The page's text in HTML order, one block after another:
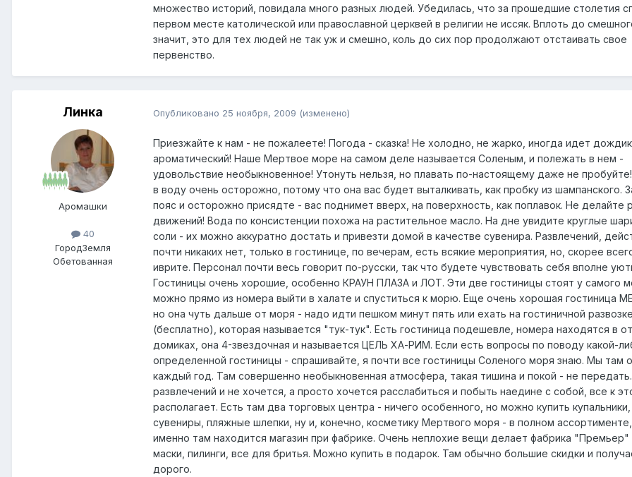
множество историй, повидала много разных людей. Убедилась, что за прошедшие столетия
первом месте католической или православной церквей в религии не иссяк. Вплоть до
значит, это для тех людей не так уж и смешно, коль до сих пор продолжают отстаивать свое
первенство.
Линка
Аромашки
40
ГородЗемля
Обетованная
Опубликовано 25 ноября, 2009 (изменено)
Приезжайте к нам - не пожалеете! Погода - сказка! Не холодно, не жарко, иногда идет
ароматический! Наше Мертвое море на самом деле называется Соленым, и полежать в нем -
удовольствие необыкновенное! Утонуть нельзя, но плавать по-настоящему даже не
в воду очень осторожно, потому что она вас будет выталкивать, как пробку из шампанского.
пояс и осторожно присядте - вас поднимет вверх, на поверхность, как поплавок. Не делайте
движений! Вода по консистенции похожа на растительное масло. На дне увидите круглые
соли - их можно аккуратно достать и привезти домой в качестве сувенира. Развлечений,
почти никаких нет, только в гостинице, по вечерам, есть всякие мероприятия, но, скорее
иврите. Персонал почти весь говорит по-русски, так что будете чувствовать себя вполне
Гостиницы очень хорошие, особенно КРАУН ПЛАЗА и ЛОТ. Эти две гостиницы стоят у самого
можно прямо из номера выйти в халате и спуститься к морю. Еще очень хорошая гостиница
но она чуть дальше от моря - надо идти пешком минут пять или ехать на гостиничной
(бесплатно), которая называется "тук-тук". Есть гостиница подешевле, номера находятся в
домиках, она 4-звездочная и называется ЦЕЛЬ ХА-РИМ. Если есть вопросы по поводу какой-
определенной гостиницы - спрашивайте, я почти все гостиницы Соленого моря знаю. Мы там
каждый год. Там совершенно необыкновенная атмосфера, такая тишина и покой - не
развлечений и не хочется, а просто хочется расслабиться и побыть наедине с собой, все к
располагает. Есть там два торговых центра - ничего особенного, но можно купить
сувениры, пляжные шлепки, ну и, конечно, косметику Мертвого моря - в полном ассортименте,
именно там находится магазин при фабрике. Очень неплохие вещи делает фабрика
маски, пилинги, все для бритья. Можно купить в подарок. Там обычно большие скидки и
дорого.